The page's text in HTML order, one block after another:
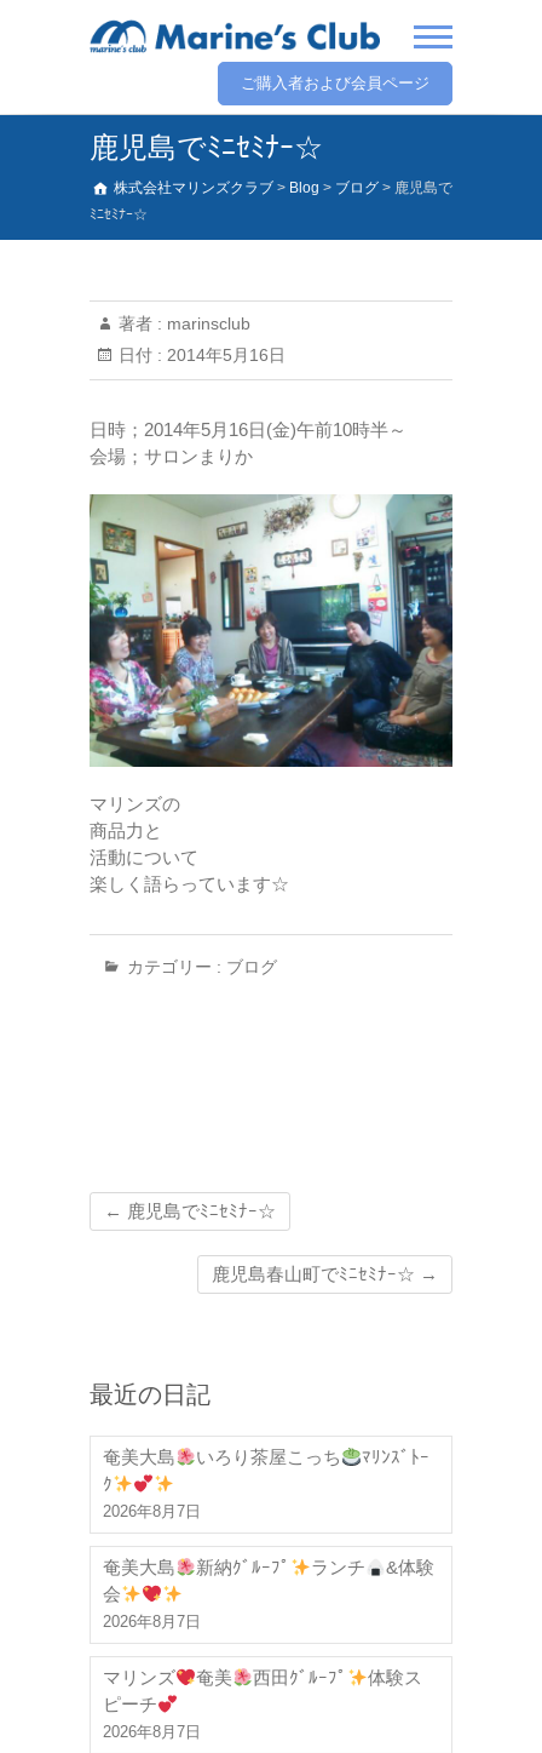
ご購入者および会員ページ
鹿児島でﾐﾆｾﾐﾅｰ☆
株式会社マリンズクラブ > Blog > ブログ > 鹿児島で
ﾐﾆｾﾐﾅｰ☆
著者 : marinsclub
日付 : 2014年5月16日
日時；2014年5月16日(金)午前10時半～
会場；サロンまりか
マリンズの
商品力と
活動について
楽しく語らっています☆
カテゴリー : ブログ
← 鹿児島でﾐﾆｾﾐﾅｰ☆
鹿児島春山町でﾐﾆｾﾐﾅｰ☆ →
最近の日記
奄美大島 いろり茶屋こっち
ﾏﾘﾝｽﾞﾄｰ
ｸ
2026年8月7日
奄美大島 新納ｸﾞﾙｰﾌﾟ ランチ
&体験
会
2026年8月7日
マリンズ 奄美 西田ｸﾞﾙｰﾌﾟ
体験ス
ピーチ
2026年8月7日